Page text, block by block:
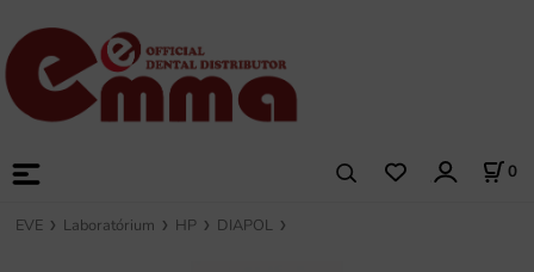
0
EVE Laboratórium HP DIAPOL